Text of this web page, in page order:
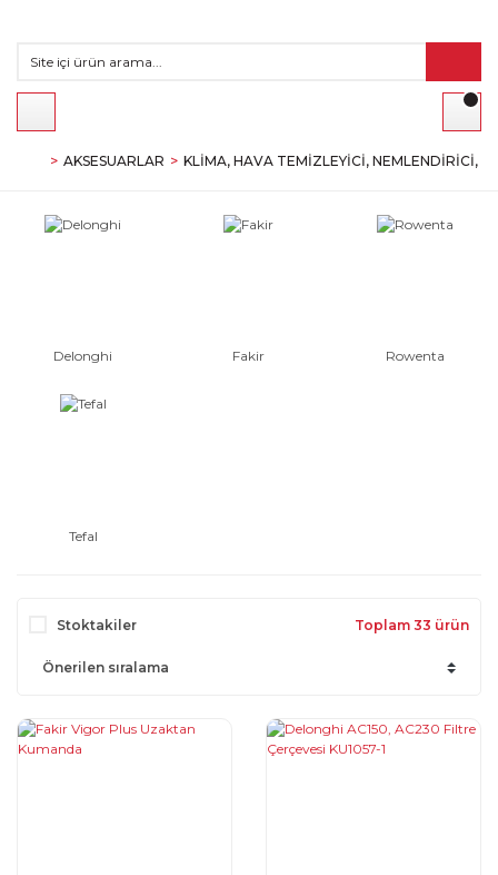
AKSESUARLAR KLIMA, HAVA TEMIZLEYICI, NEMLENDIRICI,
Delonghi Fakir Rowenta
Tefal
Stoktakiler Toplam 33 ürün